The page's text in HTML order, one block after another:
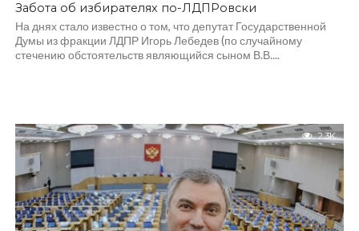
Забота об избирателях по-ЛДПРовски
На днях стало известно о том, что депутат Государственной
Думы из фракции ЛДПР Игорь Лебедев (по случайному
стечению обстоятельств являющийся сыном В.В....
2.3K